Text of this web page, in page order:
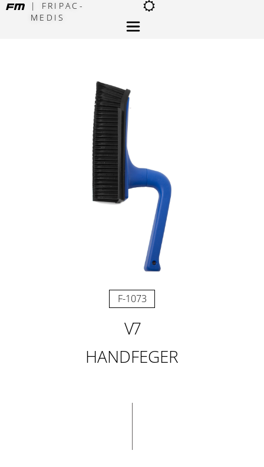
| FRIPAC-
MEDIS
F-1073
V7
HANDFEGER